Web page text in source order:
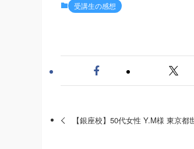
受講生の感想
【銀座校】50代女性 Y.M様 東京都